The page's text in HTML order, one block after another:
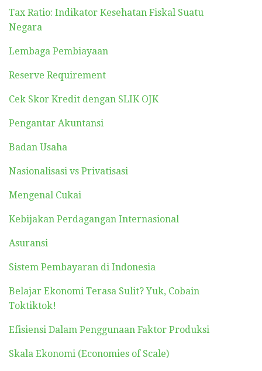
Tax Ratio: Indikator Kesehatan Fiskal Suatu
Negara
Lembaga Pembiayaan
Reserve Requirement
Cek Skor Kredit dengan SLIK OJK
Pengantar Akuntansi
Badan Usaha
Nasionalisasi vs Privatisasi
Mengenal Cukai
Kebijakan Perdagangan Internasional
Asuransi
Sistem Pembayaran di Indonesia
Belajar Ekonomi Terasa Sulit? Yuk, Cobain
Toktiktok!
Efisiensi Dalam Penggunaan Faktor Produksi
Skala Ekonomi (Economies of Scale)